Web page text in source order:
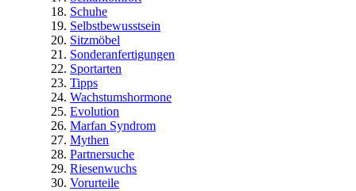
Schuhe
Selbstbewusstsein
Sitzmöbel
Sonderanfertigungen
Sportarten
Tipps
Wachstumshormone
Evolution
Marfan Syndrom
Mythen
Partnersuche
Riesenwuchs
Vorurteile